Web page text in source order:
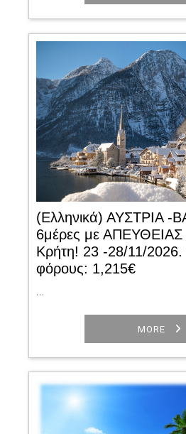
(Ελληνικά) ΑΥΣΤΡΙΑ -
6μέρες με
Κρήτη! 23 -28/11/2026.
φόρους: 1,215€
…
MORE